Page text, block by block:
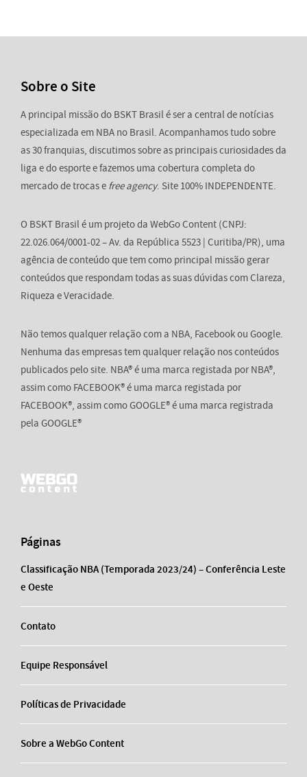
Sobre o Site
A principal missão do BSKT Brasil é ser a central de notícias
especializada em NBA no Brasil. Acompanhamos tudo sobre
as 30 franquias, discutimos sobre as principais curiosidades da
liga e do esporte e fazemos uma cobertura completa do
mercado de trocas e free agency. Site 100% INDEPENDENTE.
O BSKT Brasil é um projeto da WebGo Content (CNPJ:
22.026.064/0001-02 – Av. da República 5523 | Curitiba/PR), uma
agência de conteúdo que tem como principal missão gerar
conteúdos que respondam todas as suas dúvidas com Clareza,
Riqueza e Veracidade.
Não temos qualquer relação com a NBA, Facebook ou Google.
Nenhuma das empresas tem qualquer relação nos conteúdos
publicados pelo site. NBA® é uma marca registada por NBA®,
assim como FACEBOOK® é uma marca registada por
FACEBOOK®, assim como GOOGLE® é uma marca registrada
pela GOOGLE®
Páginas
Classificação NBA (Temporada 2023/24) – Conferência Leste
e Oeste
Contato
Equipe Responsável
Políticas de Privacidade
Sobre a WebGo Content